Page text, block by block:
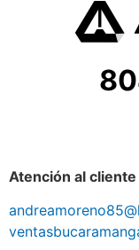
Atención al cliente